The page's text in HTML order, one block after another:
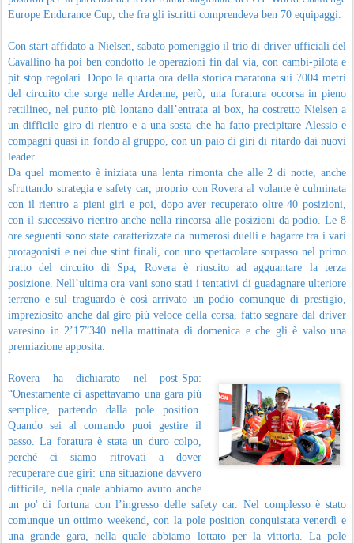
Europe Endurance Cup, che fra gli iscritti comprendeva ben 70 equipaggi.
Con start affidato a Nielsen, sabato pomeriggio il trio di driver ufficiali del
Cavallino ha poi ben condotto le operazioni fin dal via, con cambi-pilota e
pit stop regolari. Dopo la quarta ora della storica maratona sui 7004 metri
del circuito che sorge nelle Ardenne, però, una foratura occorsa in pieno
rettilineo, nel punto più lontano dall’entrata ai box, ha costretto Nielsen a
un difficile giro di rientro e a una sosta che ha fatto precipitare Alessio e
compagni quasi in fondo al gruppo, con un paio di giri di ritardo dai nuovi
leader.
Da quel momento è iniziata una lenta rimonta che alle 2 di notte, anche
sfruttando strategia e safety car, proprio con Rovera al volante è culminata
con il rientro a pieni giri e poi, dopo aver recuperato oltre 40 posizioni,
con il successivo rientro anche nella rincorsa alle posizioni da podio. Le 8
ore seguenti sono state caratterizzate da numerosi duelli e bagarre tra i vari
protagonisti e nei due stint finali, con uno spettacolare sorpasso nel primo
tratto del circuito di Spa, Rovera è riuscito ad agguantare la terza
posizione. Nell’ultima ora vani sono stati i tentativi di guadagnare ulteriore
terreno e sul traguardo è così arrivato un podio comunque di prestigio,
impreziosito anche dal giro più veloce della corsa, fatto segnare dal driver
varesino in 2’17”340 nella mattinata di domenica e che gli è valso una
premiazione apposita.
Rovera ha dichiarato nel post-Spa:
“Onestamente ci aspettavamo una gara più
semplice, partendo dalla pole position.
Quando sei al comando puoi gestire il
passo. La foratura è stata un duro colpo,
perché ci siamo ritrovati a dover
recuperare due giri: una situazione davvero
difficile, nella quale abbiamo avuto anche
un po' di fortuna con l’ingresso delle safety car. Nel complesso è stato
comunque un ottimo weekend, con la pole position conquistata venerdì e
una grande gara, nella quale abbiamo lottato per la vittoria. La pole